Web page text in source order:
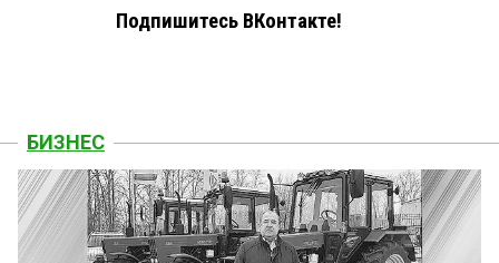
Подпишитесь ВКонтакте!
БИЗНЕС